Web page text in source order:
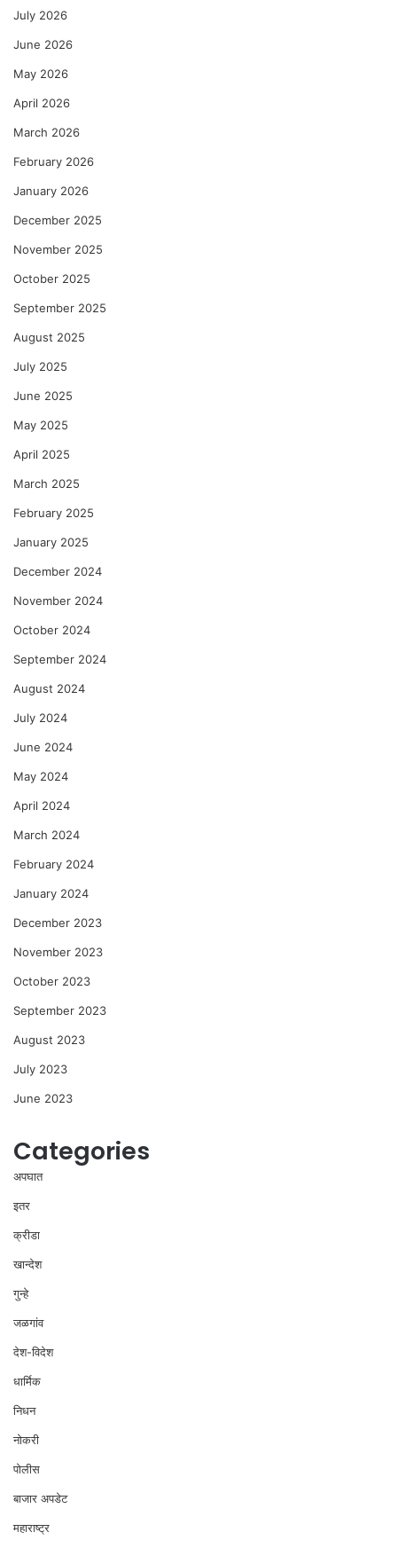
July 2026
June 2026
May 2026
April 2026
March 2026
February 2026
January 2026
December 2025
November 2025
October 2025
September 2025
August 2025
July 2025
June 2025
May 2025
April 2025
March 2025
February 2025
January 2025
December 2024
November 2024
October 2024
September 2024
August 2024
July 2024
June 2024
May 2024
April 2024
March 2024
February 2024
January 2024
December 2023
November 2023
October 2023
September 2023
August 2023
July 2023
June 2023
Categories
अपघात
इतर
क्रीडा
खान्देश
गुन्हे
जळगांव
देश-विदेश
धार्मिक
निधन
नोकरी
पोलीस
बाजार अपडेट
महाराष्ट्र